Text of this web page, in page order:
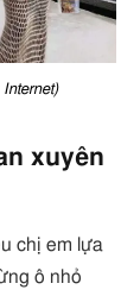
xuyên
chị em lựa
ô nhỏ